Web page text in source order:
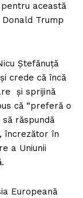
această
Trump
Ștefănuță
crede că încă
și sprijină
că “preferă o
răspundă
încrezător în
a Uniunii
Europeană